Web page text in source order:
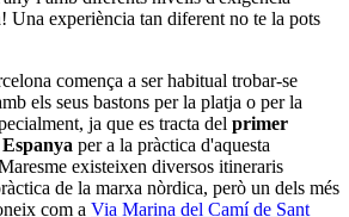
Una experiència tan diferent no te la pots
comença a ser habitual trobar-se
els seus bastons per la platja o per la
ja que es tracta del primer
per a la pràctica d'aquesta
existeixen diversos itineraris
de la marxa nòrdica, però un dels més
com a Via Marina del Camí de Sant